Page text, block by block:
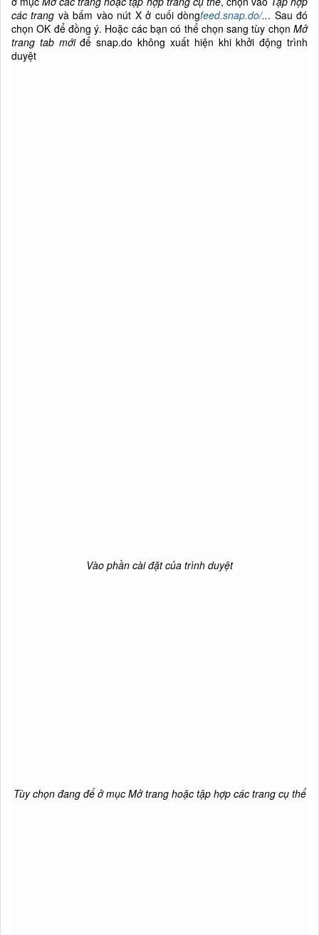
các trang và bấm vào nút X ở cuối dòngfeed.snap.do/... Sau đó
chọn OK để đồng ý. Hoặc các bạn có thể chọn sang tùy chọn Mở
trang tab mớiđể snap.do không xuất hiện khi khởi động trình
duyệt
Vào phần cài đặt của trình duyệt
Tùy chọn đang để ở mục Mở trang hoặc tập hợp các trang cụ thể